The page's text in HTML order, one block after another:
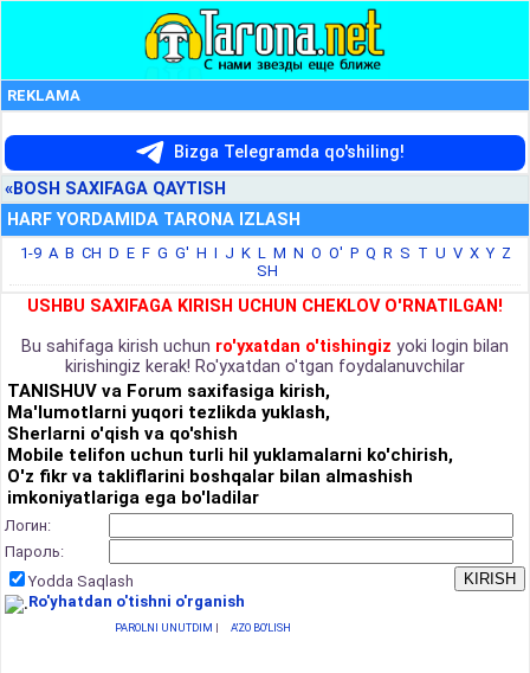
REKLAMA
Bizga Telegramda qo'shiling!
«BOSH SAXIFAGA QAYTISH
HARF YORDAMIDA TARONA IZLASH
1-9 A B CH D E F G G' H I J K L M N O O' P Q R S T U V X Y Z
SH
USHBU SAXIFAGA KIRISH UCHUN CHEKLOV O'RNATILGAN!
Bu sahifaga kirish uchun ro'yxatdan o'tishingiz yoki login bilan
kirishingiz kerak! Ro'yxatdan o'tgan foydalanuvchilar
TANISHUV va Forum saxifasiga kirish,
Ma'lumotlarni yuqori tezlikda yuklash,
Sherlarni o'qish va qo'shish
Mobile telifon uchun turli hil yuklamalarni ko'chirish,
O'z fikr va takliflarini boshqalar bilan almashish
imkoniyatlariga ega bo'ladilar
Логин:
Пароль:
Yodda Saqlash
Ro'yhatdan o'tishni o'rganish
PAROLNI UNUTDIM | A'ZO BO'LISH